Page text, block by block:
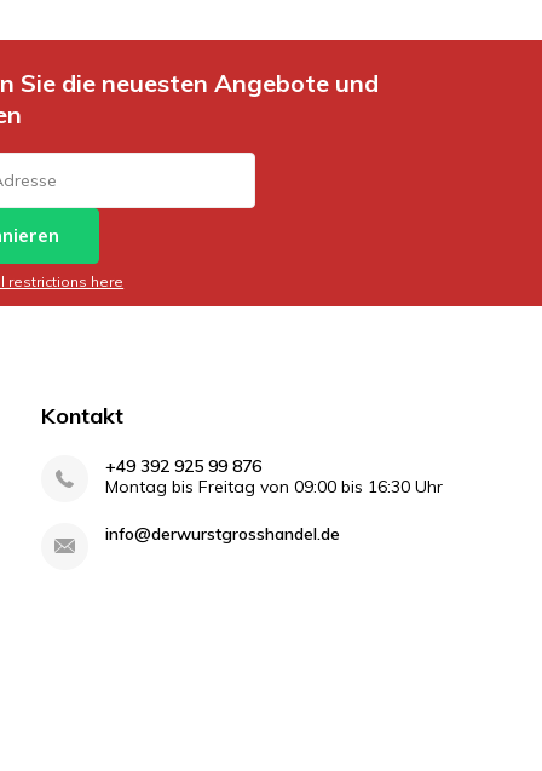
Sie die neuesten Angebote und
restrictions here
Kontakt
+49 392 925 99 876
Montag bis Freitag von 09:00 bis 16:30 Uhr
info@derwurstgrosshandel.de